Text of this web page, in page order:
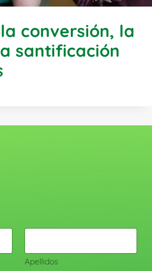
conversión, la
santificación
Apellidos